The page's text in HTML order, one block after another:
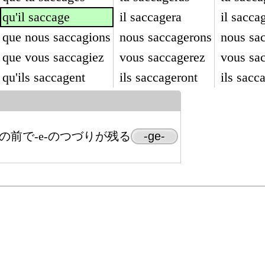
qu'il saccage
que nous saccagions
que vous saccagiez
qu'ils saccagent
il saccagera
nous saccagerons
vous saccagerez
ils saccageront
il
nous
vous
ils
前で-e-のつづりが残る -ge-